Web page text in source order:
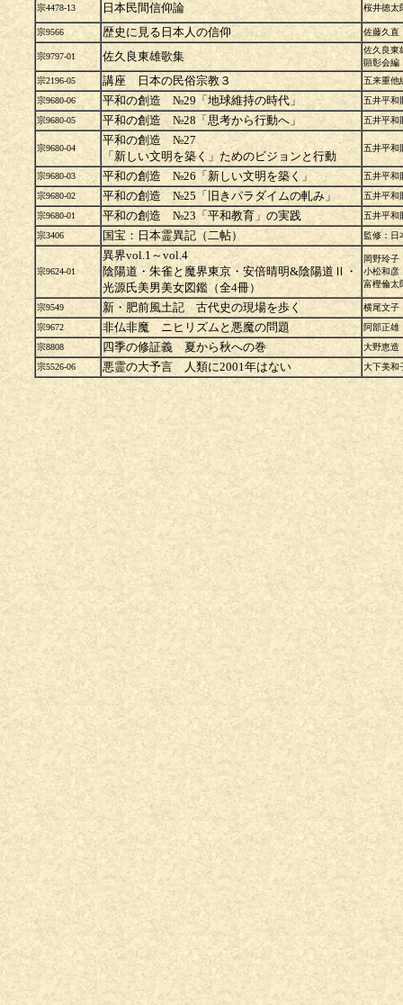
宗4478-13 日本民間信仰論 桜井徳太
宗9566 歴史に見る日本人の信仰 佐藤久直
宗9797-01 佐久良東雄歌集
佐久良東
顕彰会編
宗2196-05
講座 日本の民俗宗教３
五来重他
宗9680-06
平和の創造 №29「地球維持の時代」
五井平和
宗9680-05
平和の創造 №28「思考から行動へ」 五井平和
宗9680-04
平和の創造 №27
「新しい文明を築く」ためのビジョンと行動
五井平和
宗9680-03 平和の創造 №26「新しい文明を築く」
五井平和
宗9680-02
平和の創造 №25「旧きパラダイムの軋み」
五井平和
宗9680-01
平和の創造 №23「平和教育」の実践
五井平和
宗3406
国宝：日本霊異記（二帖） 監修：日
宗9624-01
異界vol.1～vol.4
陰陽道・朱雀と魔界東京・安倍晴明&陰陽道Ⅱ・
光源氏美男美女図鑑（全4冊）
岡野玲
小松和
富樫倫太
宗9549 新・肥前風土記 古代史の現場を歩く
横尾文子
宗9672
非仏非魔 ニヒリズムと悪魔の問題
阿部正雄
宗8808
四季の修証義 夏から秋への巻
大野恵造
宗5526-06
悪霊の大予言 人類に2001年はない 大下美和